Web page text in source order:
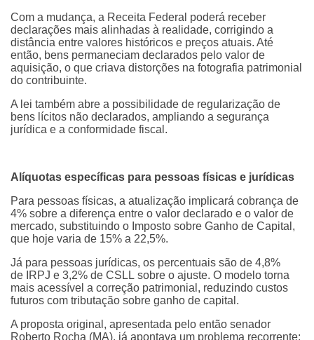
Com a mudança, a Receita Federal poderá receber
declarações mais alinhadas à realidade, corrigindo a
distância entre valores históricos e preços atuais. Até
então, bens permaneciam declarados pelo valor de
aquisição, o que criava distorções na fotografia patrimonial
do contribuinte.
A lei também abre a possibilidade de regularização de
bens lícitos não declarados, ampliando a segurança
jurídica e a conformidade fiscal.
Alíquotas específicas para pessoas físicas e jurídicas
Para pessoas físicas, a atualização implicará cobrança de
4% sobre a diferença entre o valor declarado e o valor de
mercado, substituindo o Imposto sobre Ganho de Capital,
que hoje varia de 15% a 22,5%.
Já para pessoas jurídicas, os percentuais são de 4,8%
de IRPJ e 3,2% de CSLL sobre o ajuste. O modelo torna
mais acessível a correção patrimonial, reduzindo custos
futuros com tributação sobre ganho de capital.
A proposta original, apresentada pelo então senador
Roberto Rocha (MA), já apontava um problema recorrente: